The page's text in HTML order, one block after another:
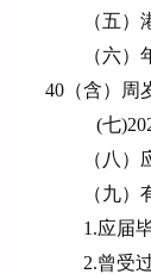
（五
（六
40（含）周
(七
（八
（九）
1.应届
2.曾受